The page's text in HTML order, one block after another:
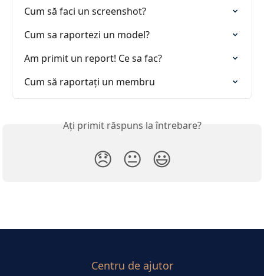
Cum să faci un screenshot?
Cum sa raportezi un model?
Am primit un report! Ce sa fac?
Cum să raportați un membru
Ați primit răspuns la întrebare?
😞 😐 😃
Centru de ajutor